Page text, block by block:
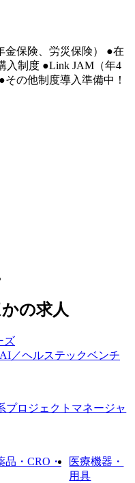
金保険、労災保険） ●在
入制度 ●Link JAM（年4
の他制度導入準備中！
の求人
ズ
／ヘルステックベンチ
プロジェクトマネージャ
品・CRO・
医療機器・
用具